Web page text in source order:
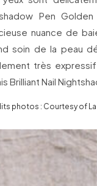
Pen
nuance de
soin de la peau
très
Brilliant Nail
photos : Courtesy of